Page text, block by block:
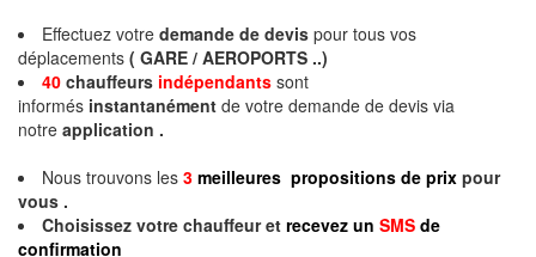
Effectuez votre demande de devis pour tous vos
déplacements ( GARE / AEROPORTS ..)
40 chauffeurs indépendants sont
informés instantanément de votre demande de devis via
notre application .
Nous trouvons les 3 meilleures propositions de prix pour
vous .
Choisissez votre chauffeur et recevez un SMS de
confirmation